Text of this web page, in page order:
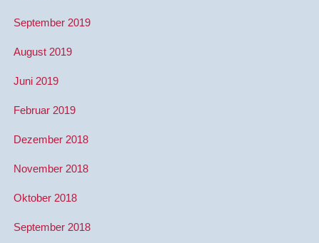
September 2019
August 2019
Juni 2019
Februar 2019
Dezember 2018
November 2018
Oktober 2018
September 2018